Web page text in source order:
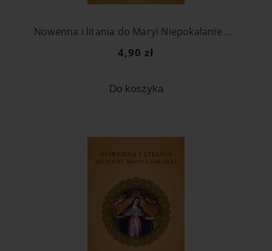
Nowenna i litania do Maryi Niepokalanie Poczętej
4,90 zł
Do koszyka